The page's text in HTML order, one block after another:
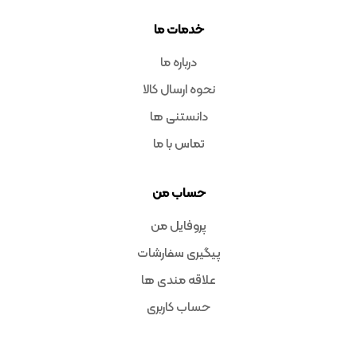
خدمات ما
درباره ما
نحوه ارسال کالا
دانستنی ها
تماس با ما
حساب من
پروفایل من
پیگیری سفارشات
علاقه مندی ها
حساب کاربری